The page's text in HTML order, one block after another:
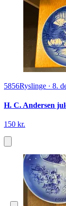
5856Ryslinge · 8.
H. C. Andersen
150 kr.